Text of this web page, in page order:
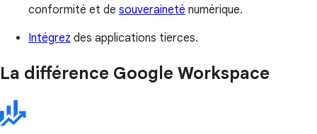
conformité et de souveraineté numérique.
Intégrez des applications tierces.
La différence Google Workspace